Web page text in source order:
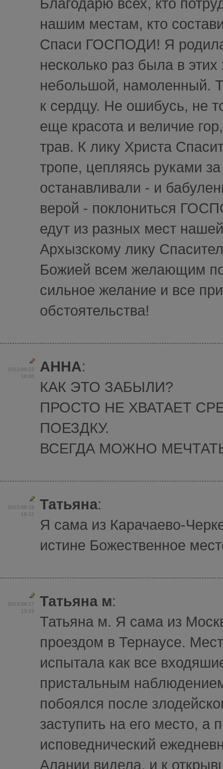
нашим местам, кто
Спаси ГОСПОДИ! Я
несколько раз была в
небольшой, намоленный.
к сердцу. Не ошибусь, не
еще красота и величие
трав. К лику Христа
тропе, цепляясь руками
останавливали - и
верой - поклониться
едут из разных мест
Архызскому лику
Божией всем желающим
сильное желание и все
обстоятельства!
2013-08-23
10:46
АННА:
КАК ЭТО ЗАБЫЛИ?
ПРОСТО НЕ ХВАТАЕТ
ПОЕЗДКУ.
ВСЕГДА МОЖНО
2013-08-19
16:12
Татьяна:
Я сама из Карачаево-
истине Божественное
2013-08-17
13:15
Татьяна м:
Татьяна м. Я сама из
проездом в Тернаусе.
испытала как все
пристальным
побоялся после
заступить на его место, а
исповеднический
Алании видела, и к